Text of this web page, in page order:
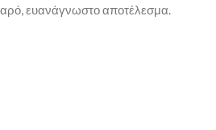
ευανάγνωστο αποτέλεσμα.